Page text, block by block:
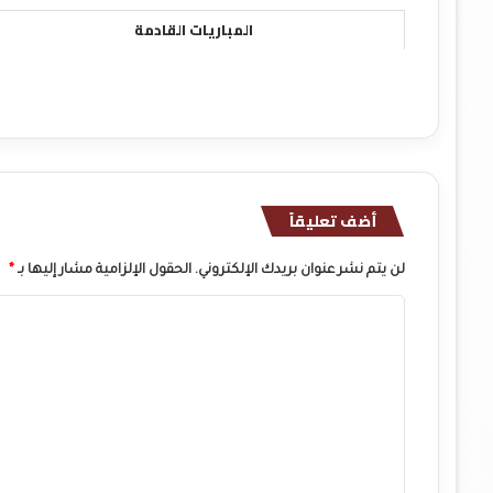
المباريات القادمة
أضف تعليقاً
لن يتم نشر عنوان بريدك الإلكتروني. الحقول الإلزامية مشار إليها بـ *